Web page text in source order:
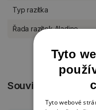
Typ razítka
Řada razítek Aladine
Související
Tyto
Tyto webové